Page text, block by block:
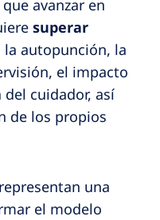
avanzar en
superar
autopunción, la
el impacto
cuidador, así
de los propios
una
el modelo